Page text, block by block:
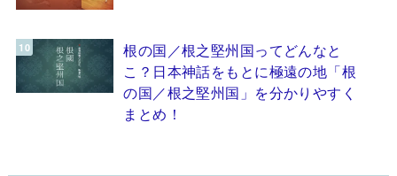
根の国／根之堅州国ってどんなと
こ？日本神話をもとに極遠の地「根
の国／根之堅州国」を分かりやすく
まとめ！